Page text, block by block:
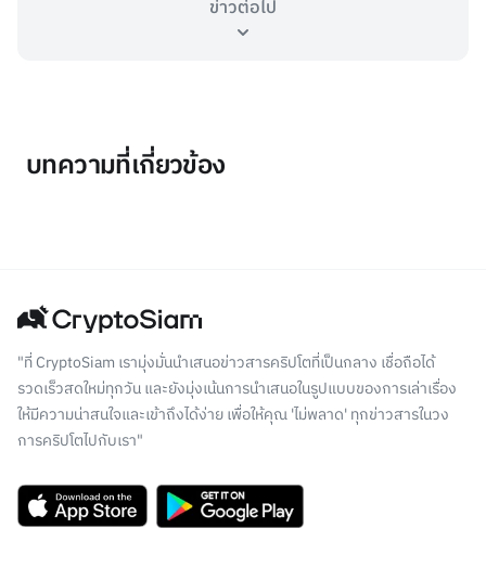
ข่าวต่อไป
บทความที่เกี่ยวข้อง
"ที่ CryptoSiam เรามุ่งมั่นนำเสนอข่าวสารคริปโตที่เป็นกลาง เชื่อถือได้
รวดเร็วสดใหม่ทุกวัน และยังมุ่งเน้นการนำเสนอในรูปแบบของการเล่าเรื่อง
ให้มีความน่าสนใจและเข้าถึงได้ง่าย เพื่อให้คุณ 'ไม่พลาด' ทุกข่าวสารในวง
การคริปโตไปกับเรา"